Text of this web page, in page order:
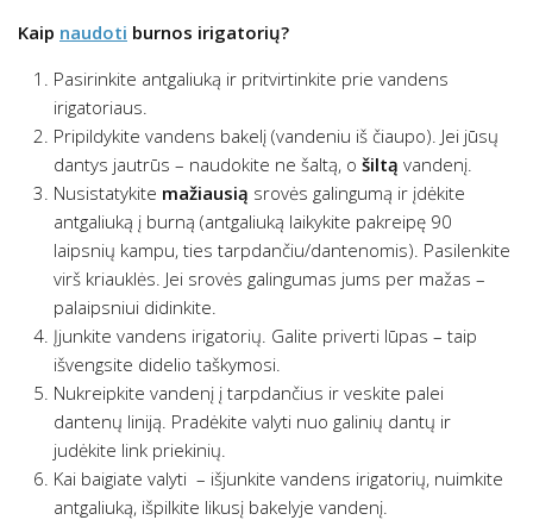
Kaip naudoti burnos irigatorių?
Pasirinkite antgaliuką ir pritvirtinkite prie vandens
irigatoriaus.
Pripildykite vandens bakelį (vandeniu iš čiaupo). Jei jūsų
dantys jautrūs – naudokite ne šaltą, o šiltą vandenį.
Nusistatykite mažiausią srovės galingumą ir įdėkite
antgaliuką į burną (antgaliuką laikykite pakreipę 90
laipsnių kampu, ties tarpdančiu/dantenomis). Pasilenkite
virš kriauklės. Jei srovės galingumas jums per mažas –
palaipsniui didinkite.
Įjunkite vandens irigatorių. Galite priverti lūpas – taip
išvengsite didelio taškymosi.
Nukreipkite vandenį į tarpdančius ir veskite palei
dantenų liniją. Pradėkite valyti nuo galinių dantų ir
judėkite link priekinių.
Kai baigiate valyti – išjunkite vandens irigatorių, nuimkite
antgaliuką, išpilkite likusį bakelyje vandenį.